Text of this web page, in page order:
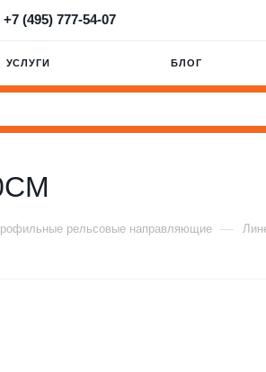
+7 (495) 777-54-07
УСЛУГИ БЛОГ
рельсовые направляющие —